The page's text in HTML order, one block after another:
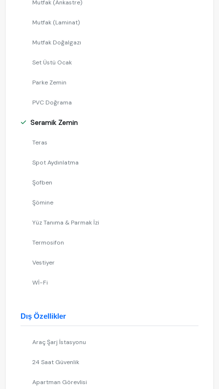
Mutfak (Ankastre)
Mutfak (Laminat)
Mutfak Doğalgazı
Set Üstü Ocak
Parke Zemin
PVC Doğrama
Seramik Zemin
Teras
Spot Aydınlatma
Şofben
Şömine
Yüz Tanıma & Parmak İzi
Termosifon
Vestiyer
Wİ-Fi
Dış Özellikler
Araç Şarj İstasyonu
24 Saat Güvenlik
Apartman Görevlisi